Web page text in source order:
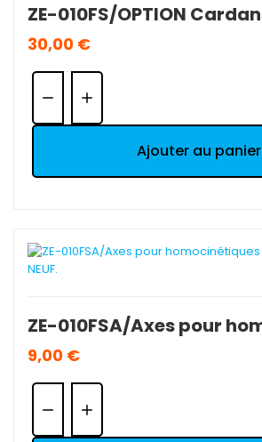
30,00 €
Quantité:
Ajouter au panier
9,00 €
Quantité: